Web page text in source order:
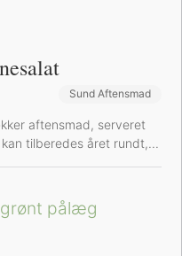
Sund Aftensmad
aftensmad, serveret
tilberedes året rundt,...